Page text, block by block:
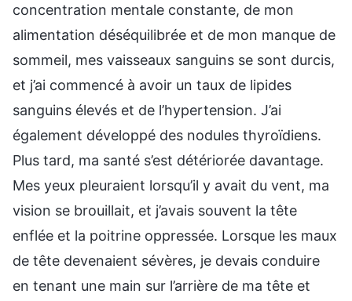
concentration mentale constante, de mon
alimentation déséquilibrée et de mon manque de
sommeil, mes vaisseaux sanguins se sont durcis,
et j’ai commencé à avoir un taux de lipides
sanguins élevés et de l’hypertension. J’ai
également développé des nodules thyroïdiens.
Plus tard, ma santé s’est détériorée davantage.
Mes yeux pleuraient lorsqu’il y avait du vent, ma
vision se brouillait, et j’avais souvent la tête
enflée et la poitrine oppressée. Lorsque les maux
de tête devenaient sévères, je devais conduire
en tenant une main sur l’arrière de ma tête et